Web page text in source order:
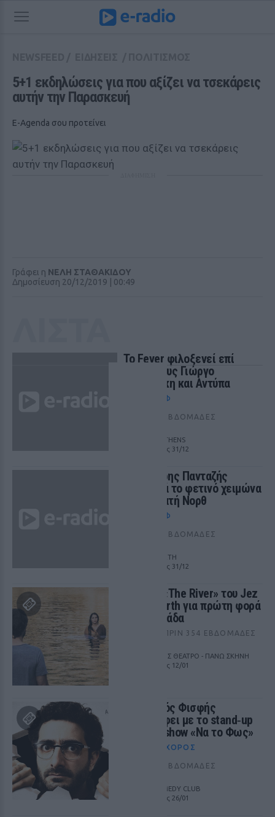
5+1 εκδηλώσεις για που αξίζει να τσεκάρεις
αυτήν την Παρασκευή
E-Agenda σου προτείνει
Γράφει η ΝΕΛΗ ΣΤΑΘΑΚΙΔΟΥ
Δημοσίευση 20/12/2019 | 00:49
Το Fever φιλοξενεί επί
σκηνή τους Γιώργο
Μαζωνάκη και Αντύπα
NIGHTΛΆΙΦ
ΠΡΙΝ 361 ΕΒΔΟΜΆΔΕΣ
FEVER LIVE ATHENS
από 06/09 έως 31/12
Ο Λευτέρης Πανταζής
τραγουδά το φετινό χειμώνα
στπ Εμπατή Νορθ
NIGHTΛΆΙΦ
ΠΡΙΝ 361 ΕΒΔΟΜΆΔΕΣ
ΕΜΠΑΤΗ NORTH
από 06/09 έως 31/12
Το έργο «The River» του Jez
Butterworth για πρώτη φορά
στην Ελλάδα
ΠΡΙΝ 354 ΕΒΔΟΜΆΔΕΣ
από ΜΗΧΑΝΗΣ ΘΕΑΤΡΟ - ΠΑΝΩ ΣΚΗΝΗ
από 18/10 έως 12/01
Ο Λαμπρός Φισφής
επιστρέφει με το stand‑up
comedy show «Να το Φως»
ΘΈΑΤΡΟ+ΧΟΡΌΣ
ΠΡΙΝ 353 ΕΒΔΟΜΆΔΕΣ
PREMISE COMEDY CLUB
από 03/11 έως 26/01